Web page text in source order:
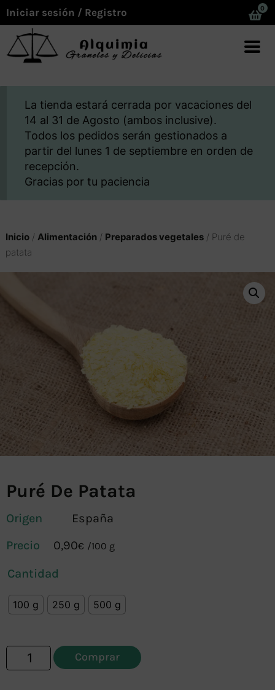
Iniciar sesión / Registro 0
La tienda estará cerrada por vacaciones del
14 al 31 de Agosto (ambos inclusive).
Todos los pedidos serán gestionados a
partir del lunes 1 de septiembre en orden de
recepción.
Gracias por tu paciencia
Inicio/ Alimentación/ Preparados vegetales/ Puré de
patata
Puré De Patata
Origen
España
0,90€ /100 g
Cantidad
100 g 250 g 500 g
Comprar